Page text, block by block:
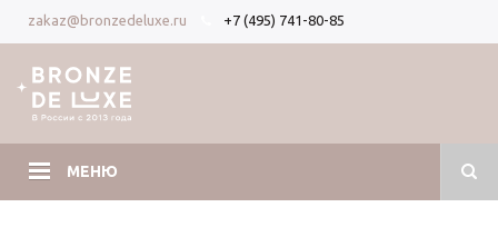
zakaz@bronzedeluxe.ru +7 (495) 741-80-85
МЕНЮ